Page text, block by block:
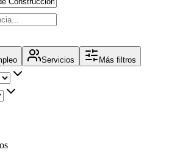
Servicios Más filtros